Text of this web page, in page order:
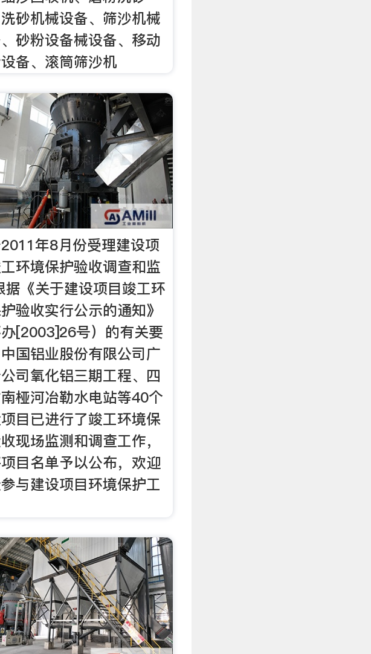
砂机械设备、筛沙机械
砂粉设备械设备、移动
备、滚筒筛沙机
年8月份受理建设项
环境保护验收调查和监
据《关于建设项目竣工环
验收实行公示的通知》
办[2003]26号）的有关要
国铝业股份有限公司广
司氧化铝三期工程、四
桠河冶勒水电站等40个
目已进行了竣工环境保
现场监测和调查工作，
目名单予以公布，欢迎
与建设项目环境保护工